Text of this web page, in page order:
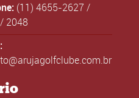
(11) 4655-2627 /
/ 2048